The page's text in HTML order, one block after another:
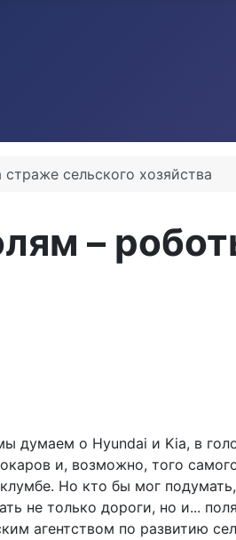
сельского хозяйства
–
думаем о Hyundai и Kia, в
и, возможно, того
Но кто бы мог
не только дороги, но и...
агентством по развитию